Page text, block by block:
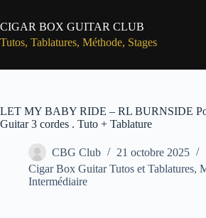
contenu
CIGAR BOX GUITAR CLUB
Tutos, Tablatures, Méthode, Stages
LET MY BABY RIDE – RL BURNSIDE
Guitar 3 cordes . Tuto + Tablature
CBG Club
21 octobre 2025
Cigar Box Guitar Tutos et Tablatures,
Intermédiaire